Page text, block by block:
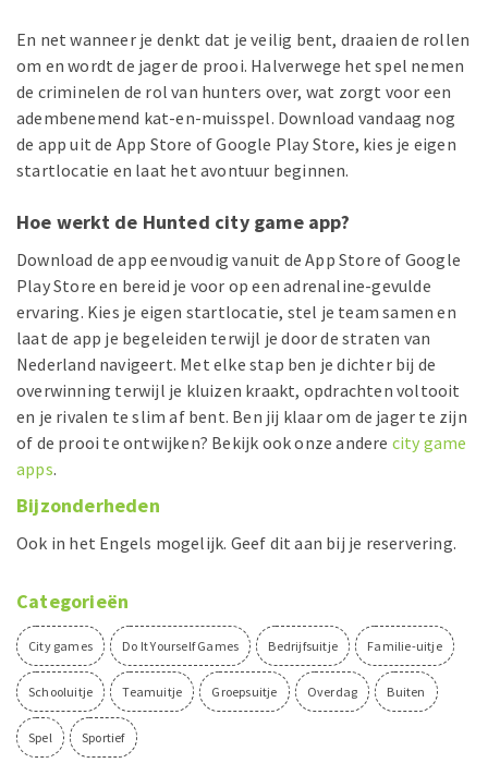
En net wanneer je denkt dat je veilig bent, draaien de rollen
om en wordt de jager de prooi. Halverwege het spel nemen
de criminelen de rol van hunters over, wat zorgt voor een
adembenemend kat-en-muisspel. Download vandaag nog
de app uit de App Store of Google Play Store, kies je eigen
startlocatie en laat het avontuur beginnen.
Hoe werkt de Hunted city game app?
Download de app eenvoudig vanuit de App Store of Google
Play Store en bereid je voor op een adrenaline-gevulde
ervaring. Kies je eigen startlocatie, stel je team samen en
laat de app je begeleiden terwijl je door de straten van
Nederland navigeert. Met elke stap ben je dichter bij de
overwinning terwijl je kluizen kraakt, opdrachten voltooit
en je rivalen te slim af bent. Ben jij klaar om de jager te zijn
of de prooi te ontwijken? Bekijk ook onze andere city game
apps.
Bijzonderheden
Ook in het Engels mogelijk. Geef dit aan bij je reservering.
Categorieën
City games Do It Yourself Games Bedrijfsuitje Familie-uitje
Schooluitje Teamuitje Groepsuitje Overdag Buiten
Spel Sportief